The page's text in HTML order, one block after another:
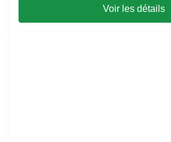
Voir les détails